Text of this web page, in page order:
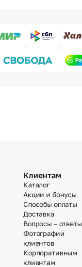
Клиентам
Каталог
Акции и бонусы
Способы оплаты
Доставка
Вопросы – ответы
Фотографии
клиентов
Корпоративным
клиентам